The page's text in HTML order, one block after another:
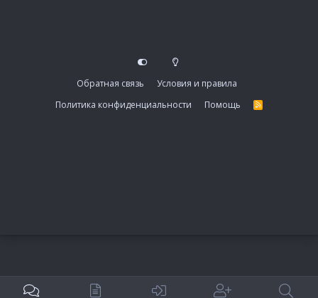
Обратная связь
Условия и правила
Политика конфиденциальности
Помощь
R